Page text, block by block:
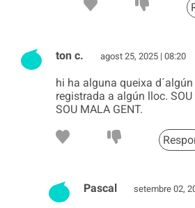
ton c. agost 25, 2025 | 08:20
hi ha alguna queixa
registrada a algún lloc. SOU
SOU MALA GENT.
Pascal setembre 02,